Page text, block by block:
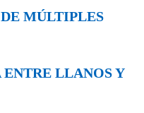
MÚLTIPLES
LLANOS Y